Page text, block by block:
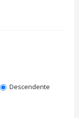
Descendente